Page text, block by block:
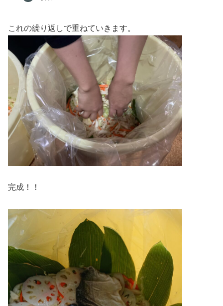
これの繰り返しで重ねていきます。
完成！！